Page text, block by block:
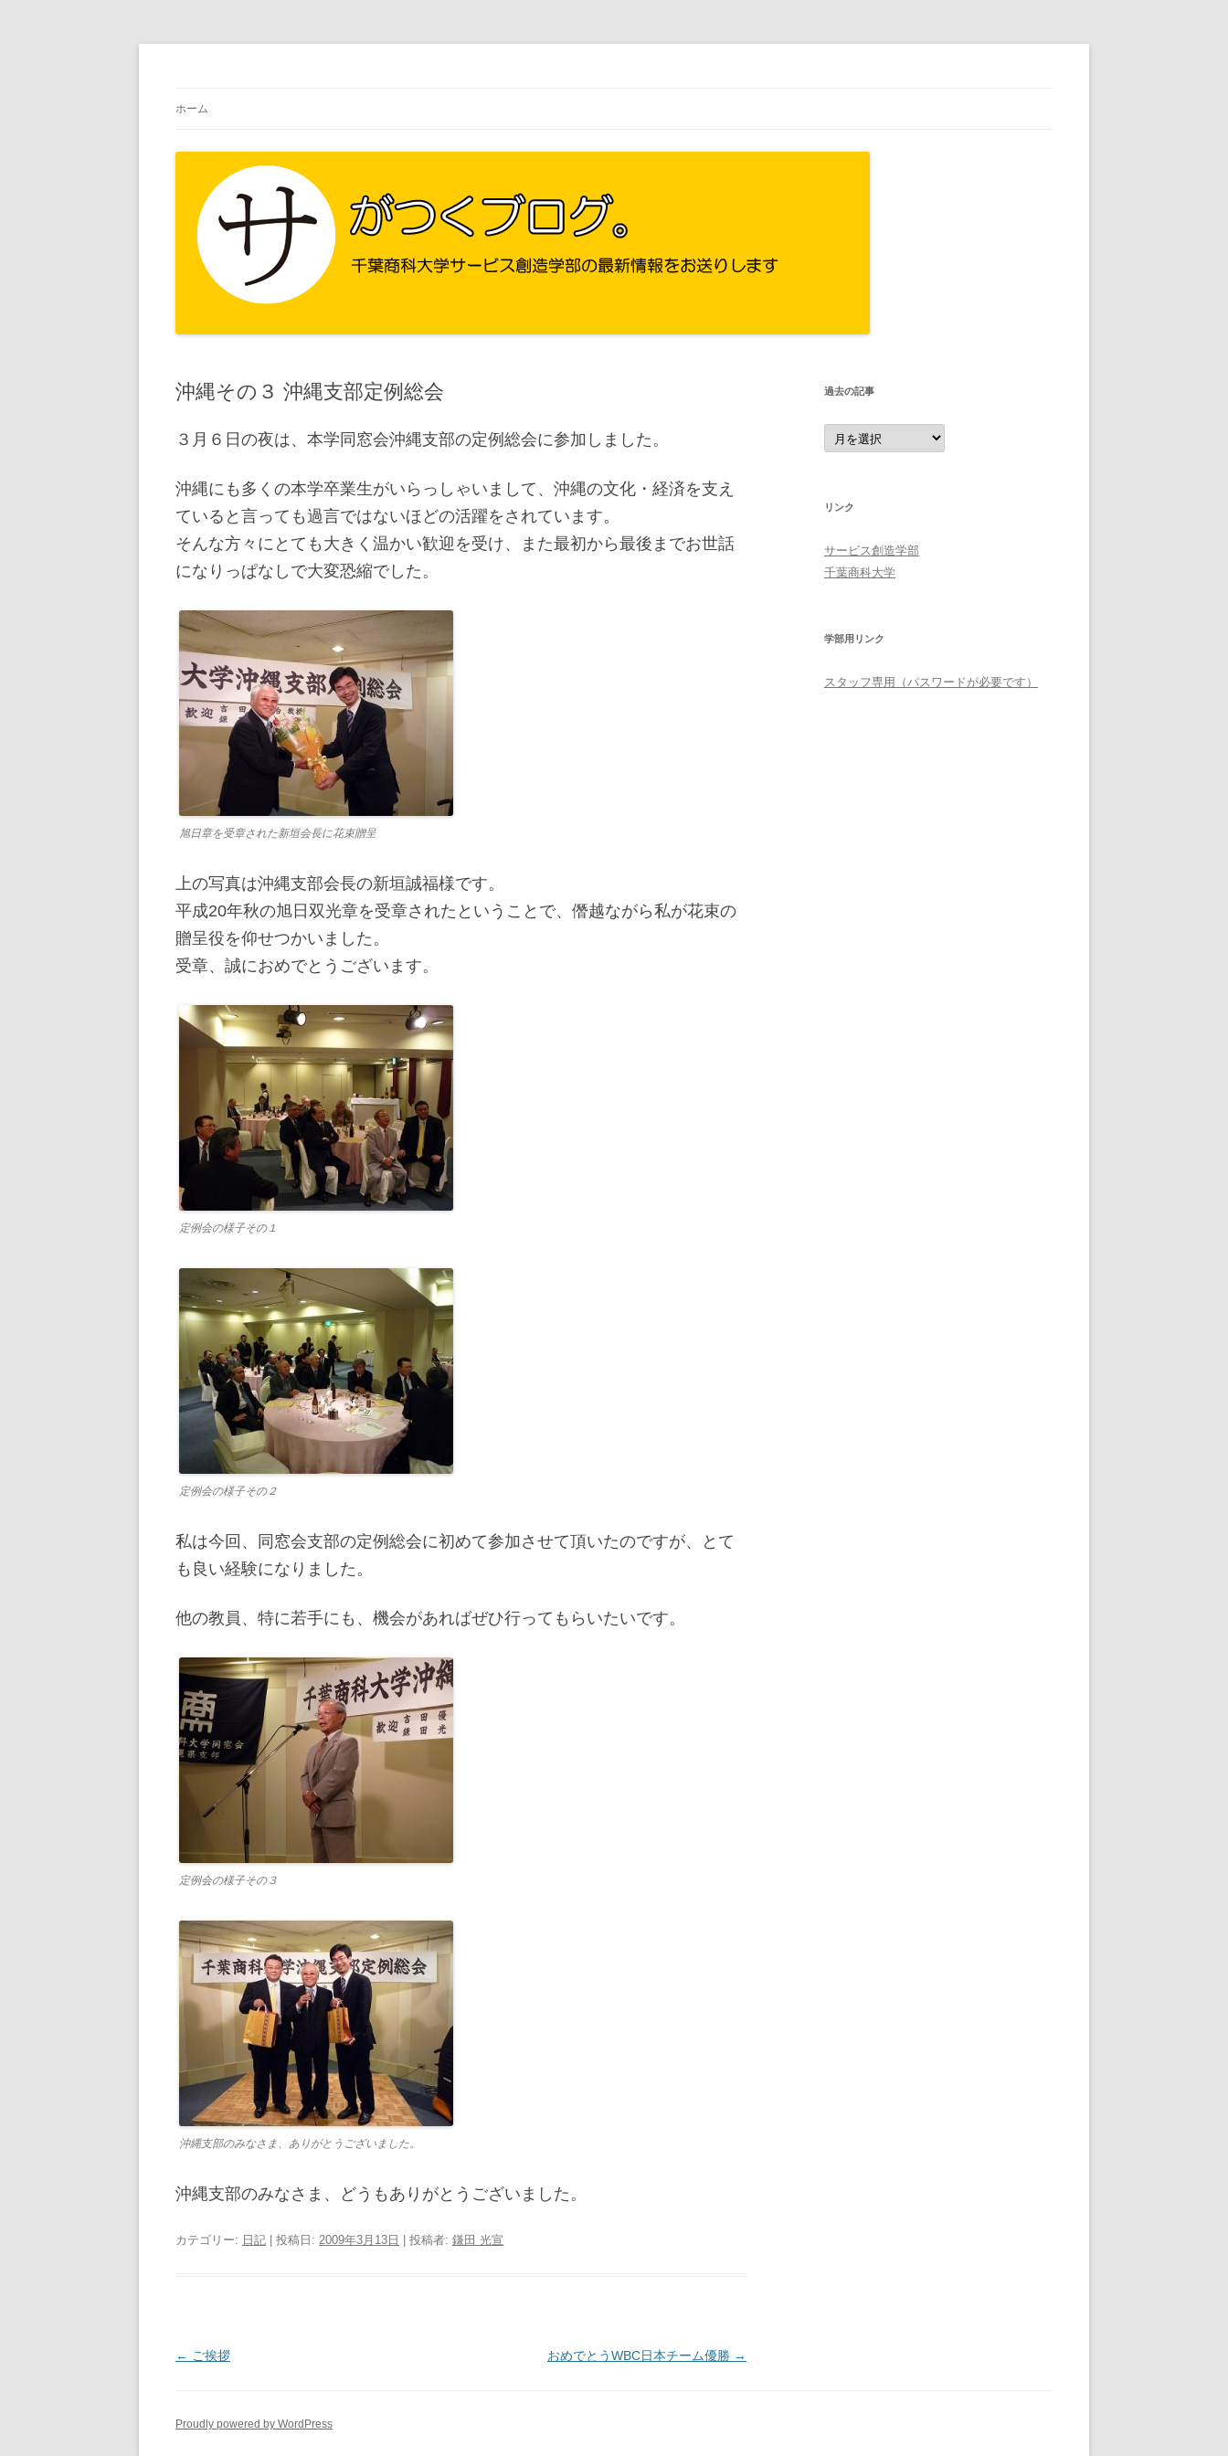
ホーム
沖縄その３ 沖縄支部定例総会
３月６日の夜は、本学同窓会沖縄支部の定例総会に参加しました。
沖縄にも多くの本学卒業生がいらっしゃいまして、沖縄の文化・経済を支え
ていると言っても過言ではないほどの活躍をされています。
そんな方々にとても大きく温かい歓迎を受け、また最初から最後までお世話
になりっぱなしで大変恐縮でした。
旭日章を受章された新垣会長に花束贈呈
上の写真は沖縄支部会長の新垣誠福様です。
平成20年秋の旭日双光章を受章されたということで、僭越ながら私が花束の
贈呈役を仰せつかいました。
受章、誠におめでとうございます。
定例会の様子その１
定例会の様子その２
私は今回、同窓会支部の定例総会に初めて参加させて頂いたのですが、とて
も良い経験になりました。
他の教員、特に若手にも、機会があればぜひ行ってもらいたいです。
定例会の様子その３
沖縄支部のみなさま、ありがとうございました。
沖縄支部のみなさま、どうもありがとうございました。
カテゴリー: 日記 | 投稿日: 2009年3月13日 投稿者: 鎌田 光宣
投
ビ
← ご挨拶 おめでとうWBC日本チーム優勝 →
過去の記事
過
去
の
リンク
サービス創造学部
千葉商科大学
学部用リンク
スタッフ専用（パスワードが必要です）
Proudly powered by WordPress